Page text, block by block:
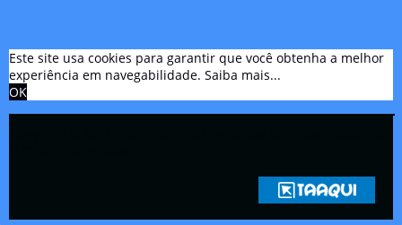
Este site usa cookies para garantir que você obtenha a melhor
experiência em navegabilidade. Saiba mais...
OK